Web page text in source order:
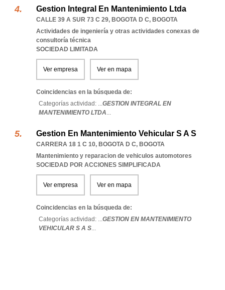
Gestion Integral En Mantenimiento Ltda
CALLE 39 A SUR 73 C 29, BOGOTA D C, BOGOTA
Actividades de ingeniería y otras actividades conexas de
consultoría técnica
SOCIEDAD LIMITADA
Ver empresa Ver en mapa
Coincidencias en la búsqueda de:
Categorías actividad: ...GESTION INTEGRAL EN
MANTENIMIENTO LTDA...
Gestion En Mantenimiento Vehicular S A S
CARRERA 18 1 C 10, BOGOTA D C, BOGOTA
Mantenimiento y reparacion de vehiculos automotores
SOCIEDAD POR ACCIONES SIMPLIFICADA
Ver empresa Ver en mapa
Coincidencias en la búsqueda de:
Categorías actividad: ...GESTION EN MANTENIMIENTO
VEHICULAR S A S...